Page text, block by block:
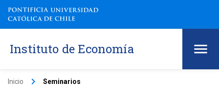
Instituto de Economía
Inicio keyboard_arrow_right Seminarios